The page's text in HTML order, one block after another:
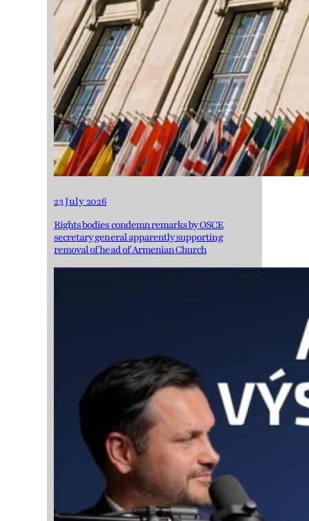
23 July 2026
Rights bodies condemn remarks by OSCE
secretary general apparently supporting
removal of head of Armenian Church